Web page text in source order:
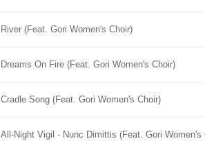
River (Feat. Gori Women's Choir)
Dreams On Fire (Feat. Gori Women's Choir)
Cradle Song (Feat. Gori Women's Choir)
All-Night Vigil - Nunc Dimittis (Feat. Gori Women's